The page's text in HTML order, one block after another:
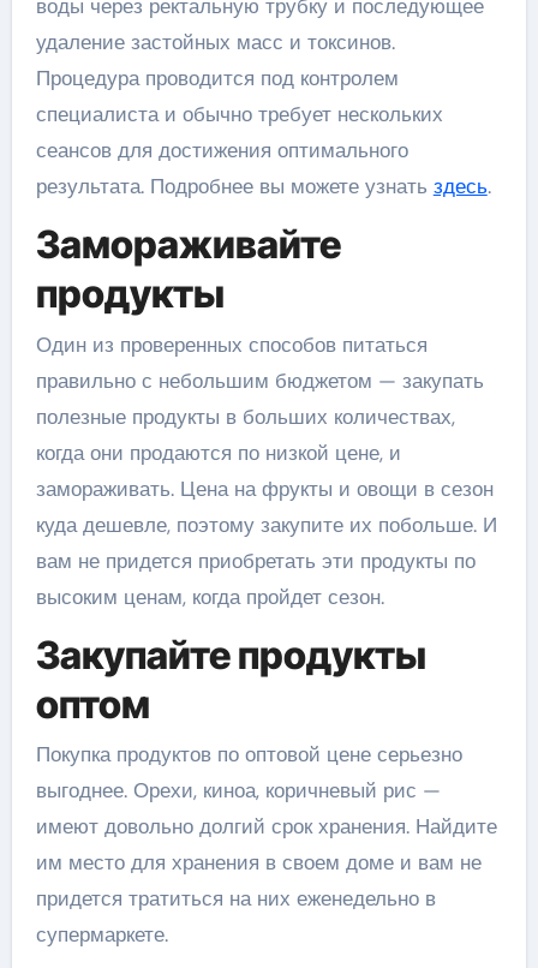
воды через ректальную трубку и последующее
удаление застойных масс и токсинов.
Процедура проводится под контролем
специалиста и обычно требует нескольких
сеансов для достижения оптимального
результата. Подробнее вы можете узнать здесь.
Замораживайте
продукты
Один из проверенных способов питаться
правильно с небольшим бюджетом — закупать
полезные продукты в больших количествах,
когда они продаются по низкой цене, и
замораживать. Цена на фрукты и овощи в сезон
куда дешевле, поэтому закупите их побольше. И
вам не придется приобретать эти продукты по
высоким ценам, когда пройдет сезон.
Закупайте продукты
оптом
Покупка продуктов по оптовой цене серьезно
выгоднее. Орехи, киноа, коричневый рис —
имеют довольно долгий срок хранения. Найдите
им место для хранения в своем доме и вам не
придется тратиться на них еженедельно в
супермаркете.